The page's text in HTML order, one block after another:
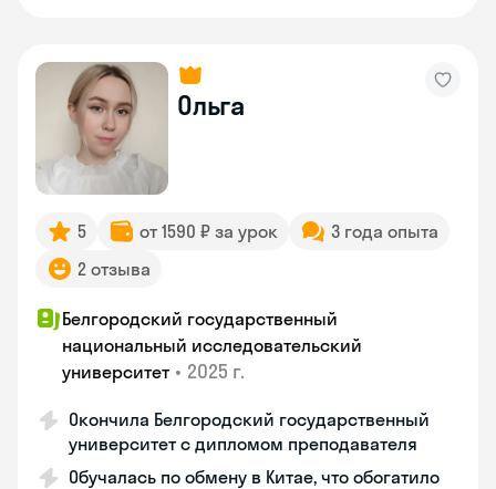
Ольга
5 от 1590 ₽ за урок
3 года опыта
2 отзыва
Белгородский государственный
национальный исследовательский
университет • 2025 г.
Окончила Белгородский государственный
университет с дипломом преподавателя
Обучалась по обмену в Китае, что обогатило